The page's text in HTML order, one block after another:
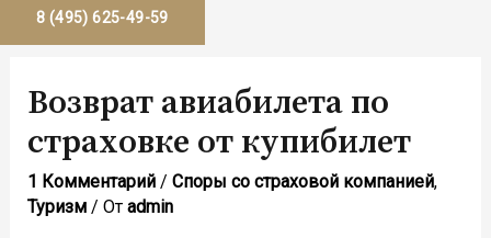
8 (495) 625-49-59
Возврат авиабилета по
страховке от купибилет
1 Комментарий / Споры со страховой компанией,
Туризм/ От admin